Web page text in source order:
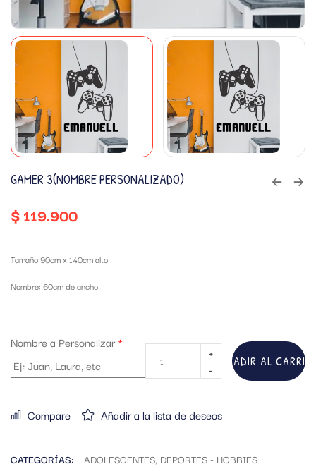
GAMER 3(NOMBRE PERSONALIZADO)
$119.900
Tamaño:90cm x 140cm alto
Nombre: 60cm de ancho
Nombre a Personalizar*
AÑADIR AL
Compare Añadir a la lista de deseos
CATEGORÍAS: ADOLESCENTES, DEPORTES - HOBBIES